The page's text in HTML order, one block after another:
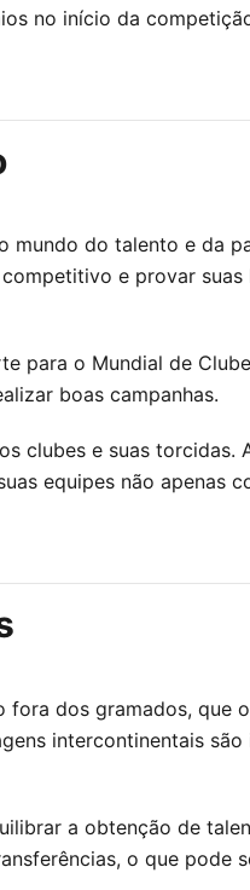
no início da
mundo do talento e da
e provar
para o Mundial de
boas campanhas.
clubes e suas torcidas.
equipes não apenas
dos gramados, que
intercontinentais são
a obtenção de
o que pode